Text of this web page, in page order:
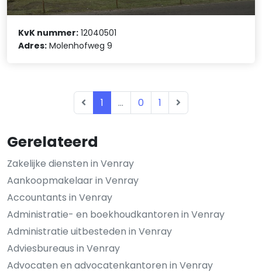
Gerelateerd
Zakelijke diensten in Venray
Aankoopmakelaar in Venray
Accountants in Venray
Administratie- en boekhoudkantoren in Venray
Administratie uitbesteden in Venray
Adviesbureaus in Venray
Advocaten en advocatenkantoren in Venray
KvK nummer: 12040501
Adres: Molenhofweg 9
1 ... 0 1